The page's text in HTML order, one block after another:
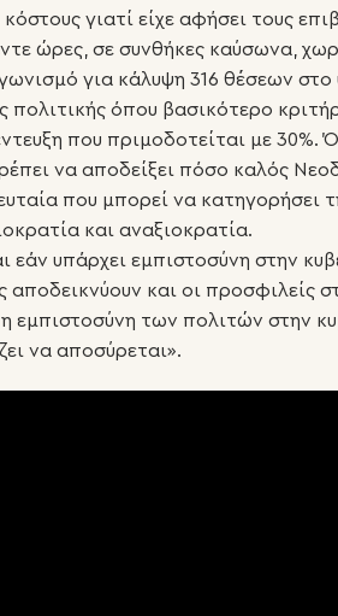
γιατί είχε αφήσει τους
ώρες, σε συνθήκες καύσωνα,
για κάλυψη 316 θέσεων στο
πολιτικής όπου βασικότερο
που πριμοδοτείται με
να αποδείξει πόσο καλός
που μπορεί να κατηγορήσει
και αναξιοκρατία.
εάν υπάρχει εμπιστοσύνη στην
και οι προσφιλείς
εμπιστοσύνη των πολιτών στην
να αποσύρεται».